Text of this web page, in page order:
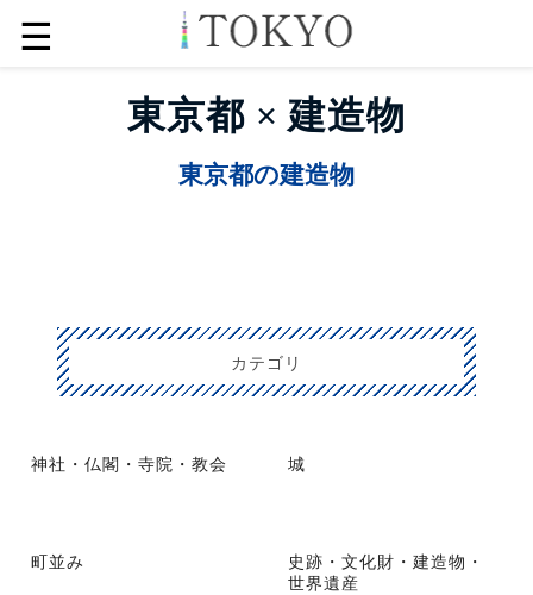
☰
東京都 × 建造物
東京都の建造物
カテゴリ
神社・仏閣・寺院・教会 城
町並み
史跡・文化財・建造物・
世界遺産